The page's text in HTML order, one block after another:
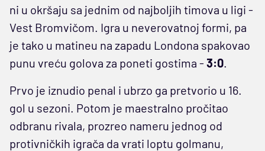
ni u okršaju sa jednim od najboljih timova u ligi -
Vest Bromvičom. Igra u neverovatnoj formi, pa
je tako u matineu na zapadu Londona spakovao
punu vreću golova za poneti gostima - 3:0.
Prvo je iznudio penal i ubrzo ga pretvorio u 16.
gol u sezoni. Potom je maestralno pročitao
odbranu rivala, prozreo nameru jednog od
protivničkih igrača da vrati loptu golmanu,